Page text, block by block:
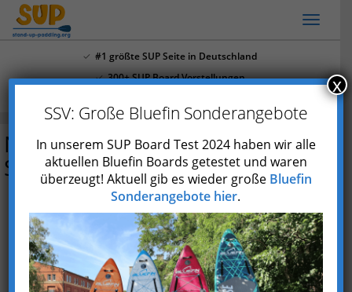
Skip
content
#1 größte SUP Seite in Deutschland
300+ SUP Board Vorstellungen
Nemaxx Professional Carbon
Speed Paddel
Preis prüfen*
Marke
Nemaxx
Paddeltyp
3-teiliges Stechpaddel
SSV: Große Bluefin Sonderangebote
In unserem SUP Board Test 2024 haben wir alle
aktuellen Bluefin Boards getestet und waren
überzeugt! Aktuell gib es wieder große Bluefin
Sonderangebote hier.
x